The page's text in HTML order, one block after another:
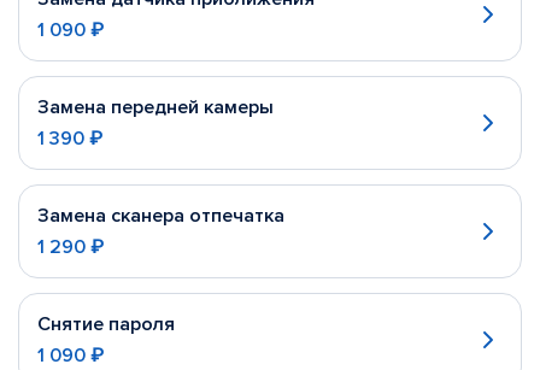
1 090 ₽
Замена передней камеры
1 390 ₽
Замена сканера отпечатка
1 290 ₽
Снятие пароля
1 090 ₽